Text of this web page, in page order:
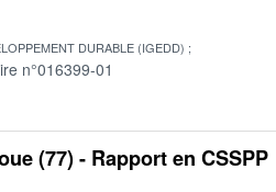
DURABLE (IGEDD)
n°016399-01
(77) - Rapport en CSSPP